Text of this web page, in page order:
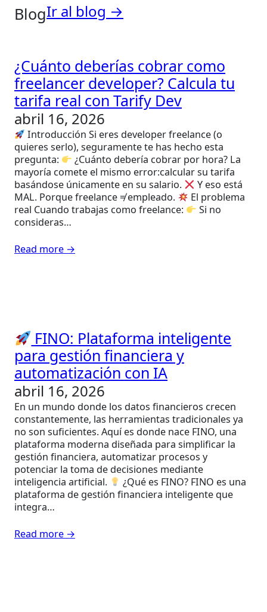
BlogIr al blog →
¿Cuánto deberías cobrar como
freelancer developer? Calcula tu
tarifa real con Tarify Dev
abril 16, 2026
Introducción Si eres developer freelance (o
quieres serlo), seguramente te has hecho esta
pregunta:
¿Cuánto debería cobrar por hora? La
mayoría comete el mismo error:calcular su tarifa
basándose únicamente en su salario.
Y eso está
MAL. Porque freelance ≠ empleado.
El problema
real Cuando trabajas como freelance:
Si no
consideras…
Read more →
FINO: Plataforma inteligente
para gestión financiera y
automatización con IA
abril 16, 2026
En un mundo donde los datos financieros crecen
constantemente, las herramientas tradicionales ya
no son suficientes. Aquí es donde nace FINO, una
plataforma moderna diseñada para simplificar la
gestión financiera, automatizar procesos y
potenciar la toma de decisiones mediante
inteligencia artificial.
¿Qué es FINO? FINO es una
plataforma de gestión financiera inteligente que
integra…
Read more →